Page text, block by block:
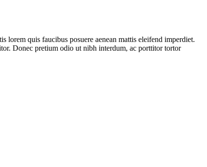
lorem quis faucibus posuere aenean mattis eleifend imperdiet.
Donec pretium odio ut nibh interdum, ac porttitor tortor